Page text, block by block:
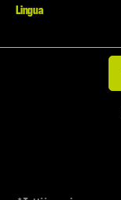
Lingua